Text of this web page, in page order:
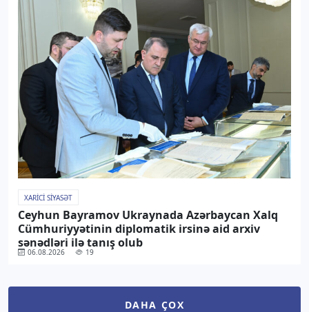
XARICI SIYASƏT
Ceyhun Bayramov Ukraynada Azərbaycan Xalq
Cümhuriyyətinin diplomatik irsinə aid arxiv
sənədləri ilə tanış olub
06.08.2026 19
DAHA ÇOX